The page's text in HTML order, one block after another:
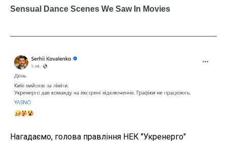
Нагадаємо, голова правління НЕК "Укренерго"